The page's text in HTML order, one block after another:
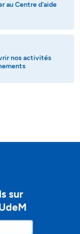
au Centre d'aide
nos activités
sur